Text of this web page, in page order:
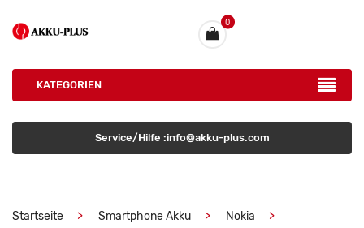
0
KATEGORIEN
Service/Hilfe :info@akku-plus.com
Startseite Smartphone Akku
Nokia